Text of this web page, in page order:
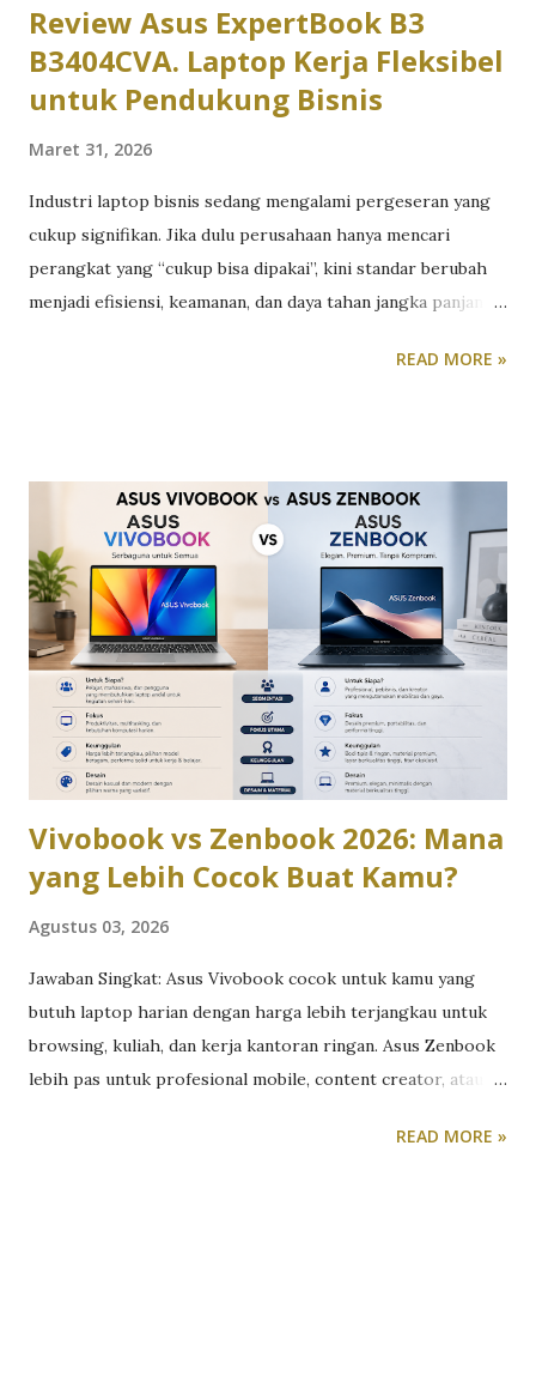
Review Asus ExpertBook B3
B3404CVA. Laptop Kerja Fleksibel
untuk Pendukung Bisnis
Maret 31, 2026
Industri laptop bisnis sedang mengalami pergeseran yang
cukup signifikan. Jika dulu perusahaan hanya mencari
perangkat yang “cukup bisa dipakai”, kini standar berubah
menjadi efisiensi, keamanan, dan daya tahan jangka panjang.
serta kebutuhan multitasking membuat laptop bisnis harus
segmen laptop bisnis menengah menjadi menarik. Pasalnya,
laptop bisnis kelas menengah menawarkan keseimbangan
antara harga, fitur, dan performa. Namun, kompromi
tentunya selalu ada dibanding seri flagship, dan di sinilah
evaluasi kritis menjadi penting. Sebagai contoh, Asus
mencoba mengisi celah segmen laptop bisnis menengah
lewat Asus ExpertBook B3 B3404CVA . Laptop bisnis ini
ditujukan untuk perusahaan yang membutuhkan perangkat
kerja solid dengan fitur enterprise, tetapi tetap r...
READ MORE »
Vivobook vs Zenbook 2026: Mana
yang Lebih Cocok Buat Kamu?
Agustus 03, 2026
Jawaban Singkat: Asus Vivobook cocok untuk kamu yang
butuh laptop harian dengan harga lebih terjangkau untuk
browsing, kuliah, dan kerja kantoran ringan. Asus Zenbook
lebih pas untuk profesional mobile, content creator, atau
yang tipis dan ringan. Perdebatan Vivobook vs Zenbook
READ MORE »